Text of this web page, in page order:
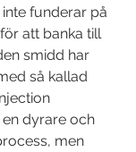
funderar på
att banka till
smidd har
så kallad
dyrare och
men